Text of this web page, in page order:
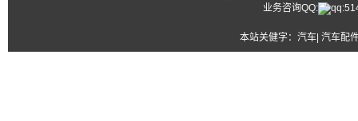
业务咨询QQ:
本站关健字： 汽车| 汽车配